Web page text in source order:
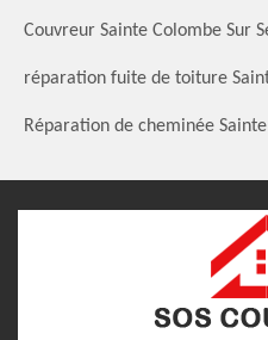
Couvreur Sainte Colombe Sur
réparation fuite de toiture
Réparation de cheminée